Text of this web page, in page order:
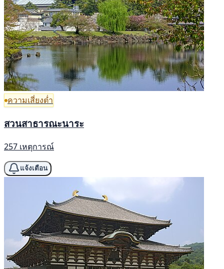
ความเสี่ยงต่ำ
สวนสาธารณะนาระ
257 เหตุการณ์
แจ้งเตือน